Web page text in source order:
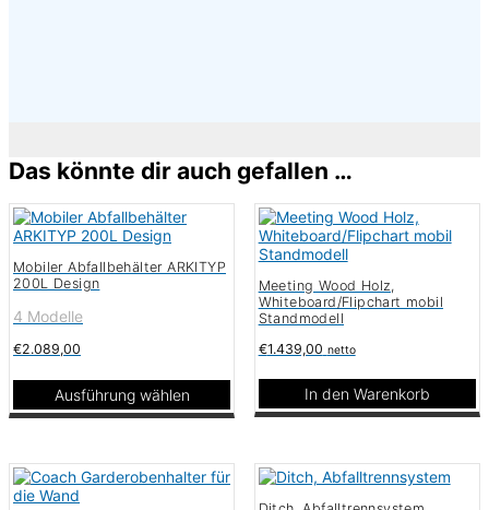
Das könnte dir auch gefallen …
Mobiler Abfallbehälter ARKITYP
200L Design
4 Modelle
€2.089,00
Ausführung wählen
Dieses
mehrere
Varianten
Meeting Wood Holz,
Whiteboard/Flipchart mobil
Standmodell
€1.439,00 netto
In den Warenkorb